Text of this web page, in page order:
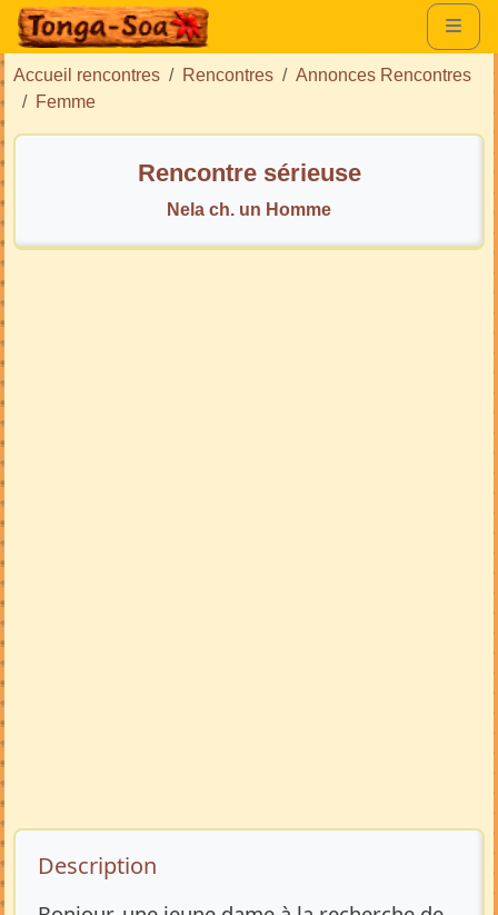
Accueil rencontres Rencontres
Annonces Rencontres
Femme
Rencontre sérieuse
Nela ch. un Homme
Description de l’annonce
Description